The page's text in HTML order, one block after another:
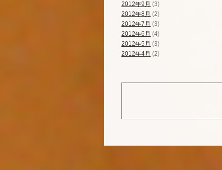
2012年9月 (3)
2012年8月 (2)
2012年7月 (3)
2012年6月 (4)
2012年5月 (3)
2012年4月 (2)